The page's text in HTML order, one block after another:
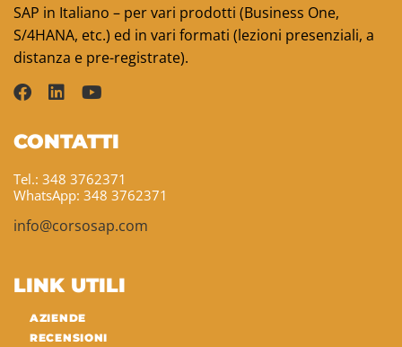
SAP in Italiano – per vari prodotti (Business One,
S/4HANA, etc.) ed in vari formati (lezioni presenziali, a
distanza e pre-registrate).
CONTATTI
Tel.: 348 3762371
WhatsApp: 348 3762371
info@corsosap.com
LINK UTILI
AZIENDE
RECENSIONI